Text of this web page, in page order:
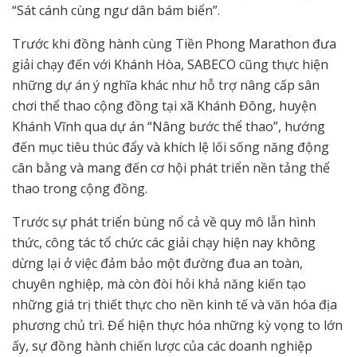
“Sát cánh cùng ngư dân bám biển”.
Trước khi đồng hành cùng Tiền Phong Marathon đưa
giải chạy đến với Khánh Hòa, SABECO cũng thực hiện
những dự án ý nghĩa khác như hỗ trợ nâng cấp sân
chơi thể thao cộng đồng tại xã Khánh Đông, huyện
Khánh Vĩnh qua dự án “Nâng bước thể thao”, hướng
đến mục tiêu thúc đẩy và khích lệ lối sống năng động
cân bằng và mang đến cơ hội phát triển nền tảng thể
thao trong cộng đồng.
Trước sự phát triển bùng nổ cả về quy mô lẫn hình
thức, công tác tổ chức các giải chạy hiện nay không
dừng lại ở việc đảm bảo một đường đua an toàn,
chuyên nghiệp, mà còn đòi hỏi khả năng kiến tạo
những giá trị thiết thực cho nền kinh tế và văn hóa địa
phương chủ trì. Để hiện thực hóa những kỳ vọng to lớn
ấy, sự đồng hành chiến lược của các doanh nghiệp